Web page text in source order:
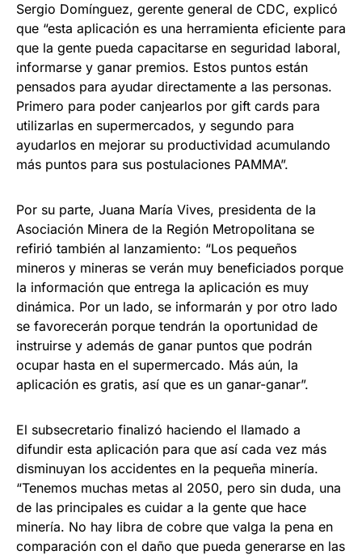
Sergio Domínguez, gerente general de CDC, explicó
que “esta aplicación es una herramienta eficiente para
que la gente pueda capacitarse en seguridad laboral,
informarse y ganar premios. Estos puntos están
pensados para ayudar directamente a las personas.
Primero para poder canjearlos por gift cards para
utilizarlas en supermercados, y segundo para
ayudarlos en mejorar su productividad acumulando
más puntos para sus postulaciones PAMMA”.
Por su parte, Juana María Vives, presidenta de la
Asociación Minera de la Región Metropolitana se
refirió también al lanzamiento: “Los pequeños
mineros y mineras se verán muy beneficiados porque
la información que entrega la aplicación es muy
dinámica. Por un lado, se informarán y por otro lado
se favorecerán porque tendrán la oportunidad de
instruirse y además de ganar puntos que podrán
ocupar hasta en el supermercado. Más aún, la
aplicación es gratis, así que es un ganar-ganar”.
El subsecretario finalizó haciendo el llamado a
difundir esta aplicación para que así cada vez más
disminuyan los accidentes en la pequeña minería.
“Tenemos muchas metas al 2050, pero sin duda, una
de las principales es cuidar a la gente que hace
minería. No hay libra de cobre que valga la pena en
comparación con el daño que pueda generarse en las